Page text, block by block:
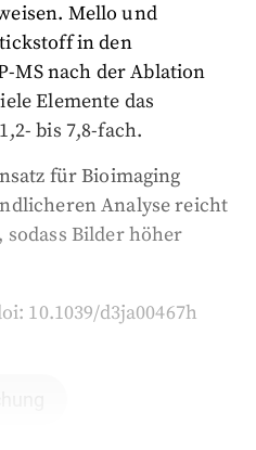
Mello und
in den
MS nach der Ablation
Elemente das
bis 7,8-fach.
für Bioimaging
Analyse reicht
Bilder höher
10.1039/d3ja00467h